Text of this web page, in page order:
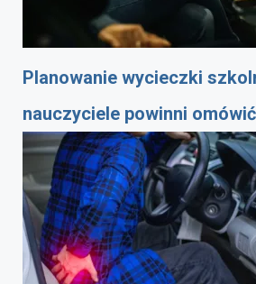
Planowanie wycieczki
nauczyciele powinni